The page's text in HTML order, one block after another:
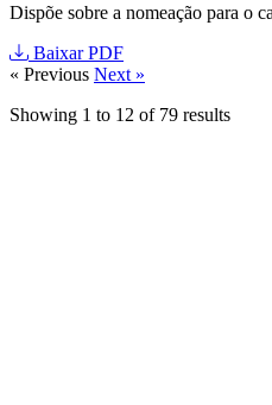
Dispõe sobre a nomeação para o
Baixar PDF
« Previous Next »
Showing 1 to 12 of 79 results